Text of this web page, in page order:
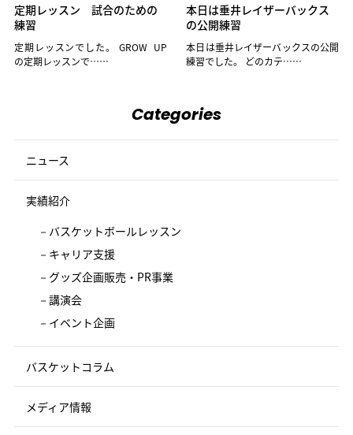
定期レッスン 試合のための
練習
定期レッスンでした。 GROW UP
の定期レッスンで……
本日は垂井レイザーバックス
の公開練習
本日は垂井レイザーバックスの公開
練習でした。 どのカテ……
Categories
ニュース
実績紹介
バスケットボールレッスン
キャリア支援
グッズ企画販売・PR事業
講演会
イベント企画
バスケットコラム
メディア情報